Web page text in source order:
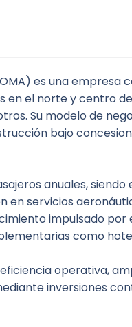
es una empresa
el norte y centro
Su modelo de
bajo
anuales,
en servicios
impulsado
como
operativa,
inversiones